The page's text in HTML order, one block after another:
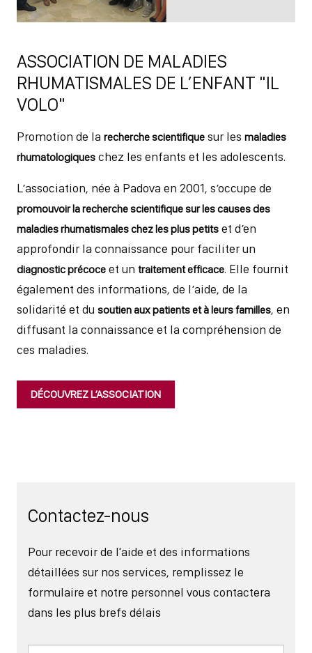
ASSOCIATION DE MALADIES
RHUMATISMALES DE L’ENFANT "IL
VOLO"
Promotion de la recherche scientifique sur les maladies
rhumatologiques chez les enfants et les adolescents.
L’association, née à Padova en 2001, s’occupe de
promouvoir la recherche scientifique sur les causes des
maladies rhumatismales chez les plus petits et d’en
approfondir la connaissance pour faciliter un
diagnostic précoce et un traitement efficace. Elle fournit
également des informations, de l’aide, de la
solidarité et du soutien aux patients et à leurs familles, en
diffusant la connaissance et la compréhension de
ces maladies.
DÉCOUVREZ L’ASSOCIATION
Contactez-nous
Pour recevoir de l'aide et des informations
détaillées sur nos services, remplissez le
formulaire et notre personnel vous contactera
dans les plus brefs délais